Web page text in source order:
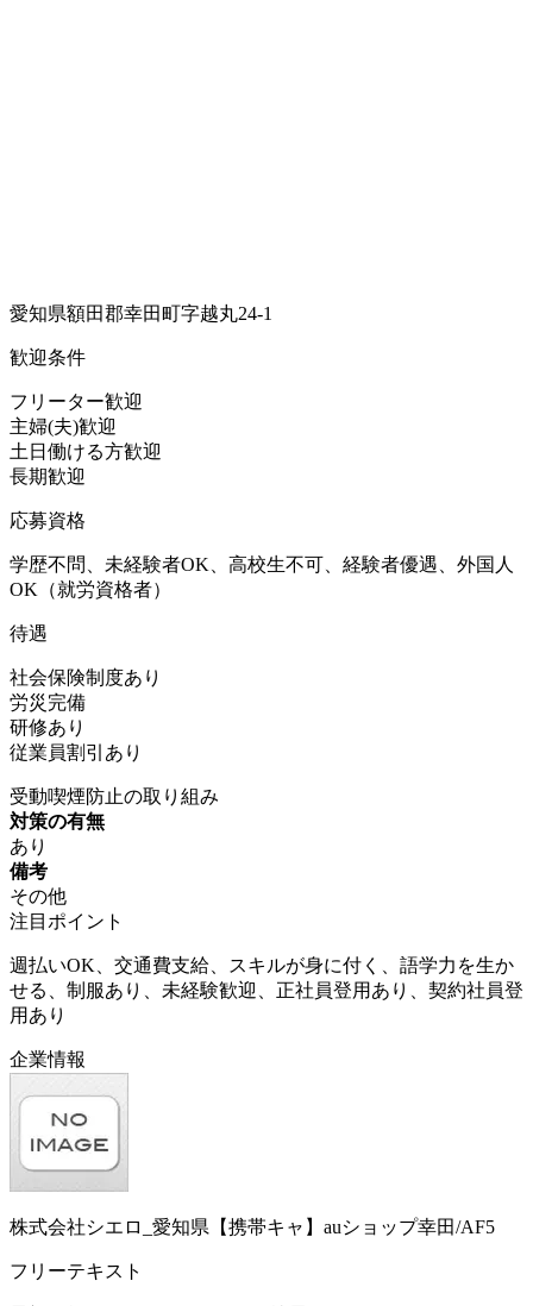
愛知県額田郡幸田町字越丸24-1
歓迎条件
フリーター歓迎
主婦(夫)歓迎
土日働ける方歓迎
長期歓迎
応募資格
学歴不問、未経験者OK、高校生不可、経験者優遇、外国人
OK（就労資格者）
待遇
社会保険制度あり
労災完備
研修あり
従業員割引あり
受動喫煙防止の取り組み
対策の有無
あり
備考
その他
注目ポイント
週払いOK、交通費支給、スキルが身に付く、語学力を生か
せる、制服あり、未経験歓迎、正社員登用あり、契約社員登
用あり
企業情報
株式会社シエロ_愛知県【携帯キャ】auショップ幸田/AF5
フリーテキスト